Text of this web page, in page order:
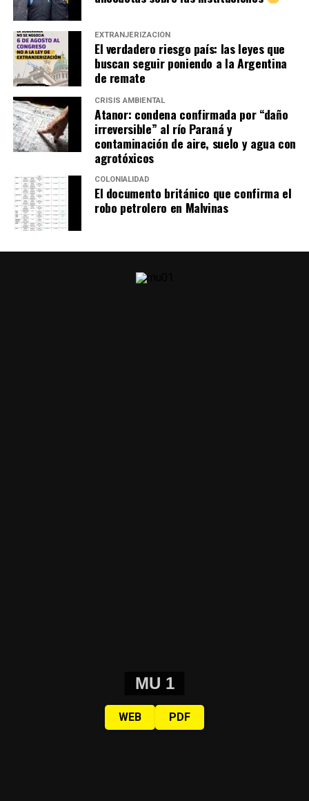
EXTRANJERIZACIÓN
El verdadero riesgo país: las leyes que
buscan seguir poniendo a la Argentina
de remate
CRISIS AMBIENTAL
Atanor: condena confirmada por “daño
irreversible” al río Paraná y
contaminación de aire, suelo y agua con
agrotóxicos
COLONIALIDAD
El documento británico que confirma el
robo petrolero en Malvinas
MU 1
WEB PDF